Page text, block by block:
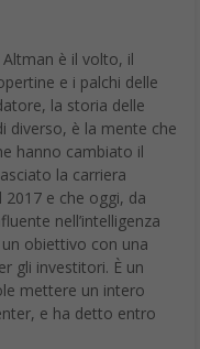
è il volto, il
e i palchi delle
la storia delle
diverso, è la mente che
hanno cambiato il
la carriera
e che oggi, da
nell’intelligenza
obiettivo con una
gli investitori. È un
mettere un intero
e ha detto entro